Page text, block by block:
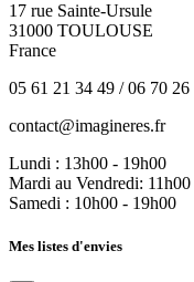
17 rue Sainte-Ursule
31000 TOULOUSE
France
05 61 21 34 49 / 06 70 26
contact@imagineres.fr
Lundi : 13h00 - 19h00
Mardi au Vendredi:
Samedi : 10h00 - 19h00
Mes listes d'envies